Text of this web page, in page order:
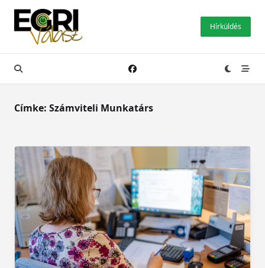
Skip
content
Hírküldés
Címke: Számviteli Munkatárs